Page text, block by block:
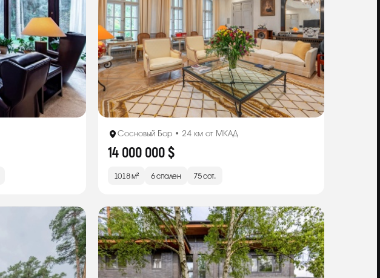
Сосновый Бор • 24 км от МКАД
14 000 000 $
1018 м² 6 спален 75 сот.